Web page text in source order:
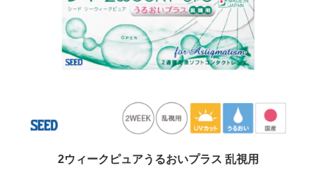
2ウィークピュアうるおいプラス 乱視用